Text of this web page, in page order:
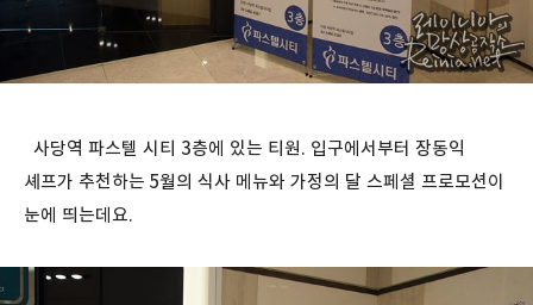
사당역 파스텔 시티 3층에 있는 티원. 입구에서부터 장동익
셰프가 추천하는 5월의 식사 메뉴와 가정의 달 스페셜 프로모션이
눈에 띄는데요.